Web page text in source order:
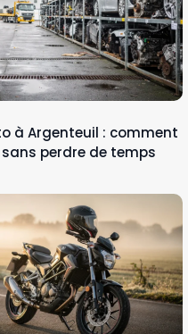
à Argenteuil : comment
perdre de temps